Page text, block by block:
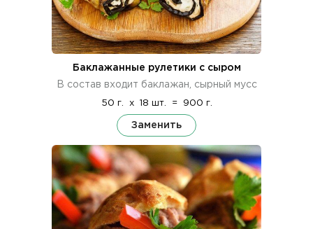
Баклажанные рулетики с сыром
В состав входит баклажан, сырный мусс
50 г. x 18 шт. = 900 г.
Заменить